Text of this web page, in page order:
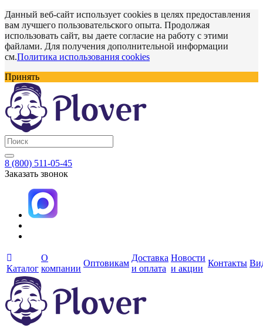
Данный веб-сайт использует cookies в целях предоставления
вам лучшего пользовательского опыта. Продолжая
использовать сайт, вы даете согласие на работу с этими
файлами. Для получения дополнительной информации
см.Политика использования cookies
Принять
8 (800) 511-05-45
Заказать звонок
Каталог
О
компании
Оптовикам
Доставка
и оплата
Новости
и акции
Контакты